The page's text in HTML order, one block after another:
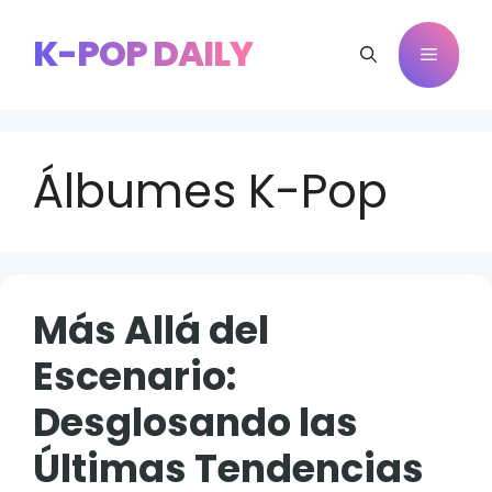
contenido
K-POP DAILY Menú
Álbumes K-Pop
Más Allá del
Escenario:
Desglosando las
Últimas Tendencias